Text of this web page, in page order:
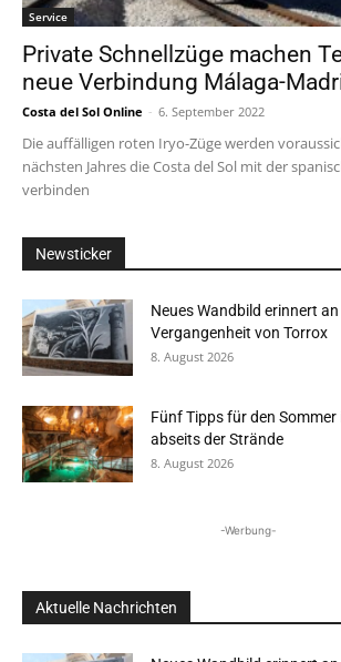
Service
Private Schnellzüge machen
neue Verbindung Málaga-
Costa del Sol Online - 6. September 2022
Die auffälligen roten Iryo-Züge werden
nächsten Jahres die Costa del Sol mit der
verbinden
Newsticker
Neues Wandbild erinnert
Vergangenheit von Torrox
8. August 2026
Fünf Tipps für den Sommer
abseits der Strände
8. August 2026
-Werbung-
Aktuelle Nachrichten